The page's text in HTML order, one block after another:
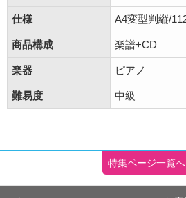
仕様 A4変型判縦/
商品構成 楽譜+CD
楽器 ピアノ
難易度 中級
特集ページ一覧へ